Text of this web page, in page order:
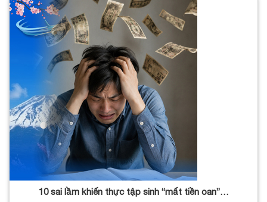
10 sai lầm khiến thực tập sinh “mất tiền oan”…